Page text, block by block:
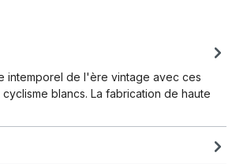
intemporel de l'ère vintage avec ces
blancs. La fabrication de haute